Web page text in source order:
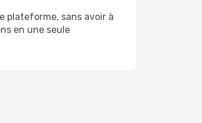
plateforme, sans avoir à
en une seule